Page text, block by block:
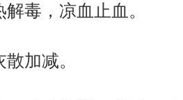
毒，凉血止血。
加减。